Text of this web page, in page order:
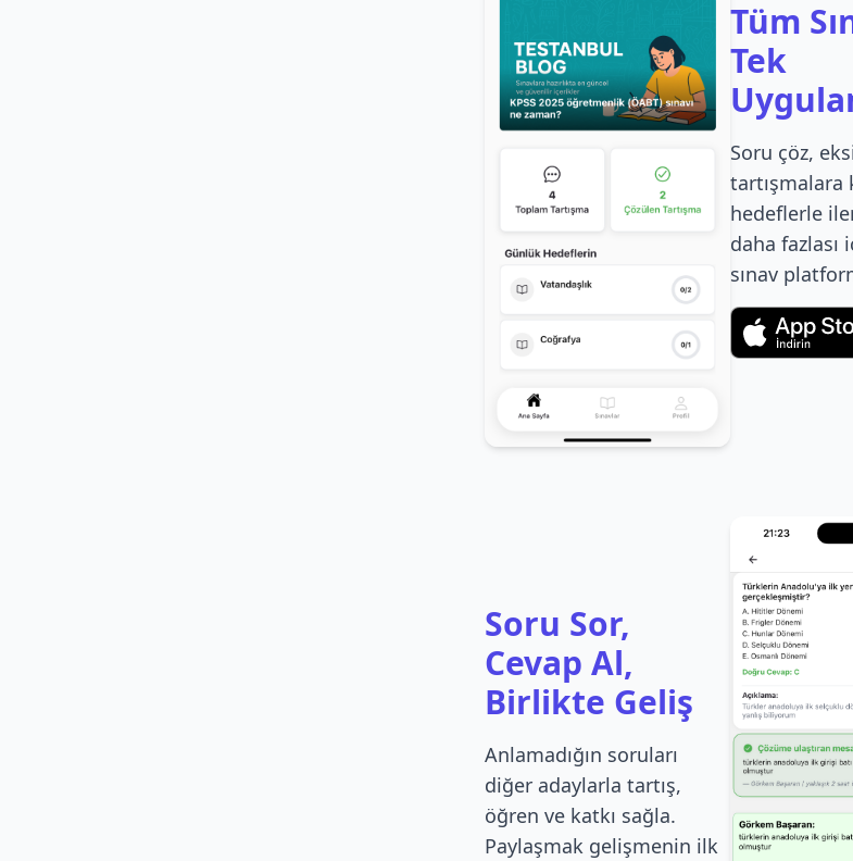
Tüm
Tek
Soru çöz,
tartışmalara
hedeflerle
daha fazlası
sınav
Soru Sor,
Cevap Al,
Birlikte Geliş
Anlamadığın soruları
diğer adaylarla tartış,
öğren ve katkı sağla.
Paylaşmak gelişmenin ilk